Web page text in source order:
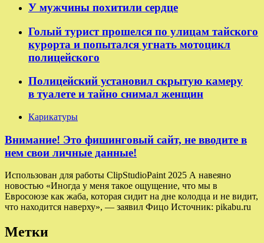
У мужчины похитили сердце
Голый турист прошелся по улицам тайского
курорта и попытался угнать мотоцикл
полицейского
Полицейский установил скрытую камеру
в туалете и тайно снимал женщин
Карикатуры
Внимание! Это фишинговый сайт, не вводите в
нем свои личные данные!
Использован для работы ClipStudioPaint 2025 А навеяно
новостью «Иногда у меня такое ощущение, что мы в
Евросоюзе как жаба, которая сидит на дне колодца и не видит,
что находится наверху», — заявил Фицо Источник: pikabu.ru
Метки